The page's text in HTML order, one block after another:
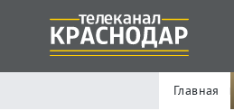
Главная